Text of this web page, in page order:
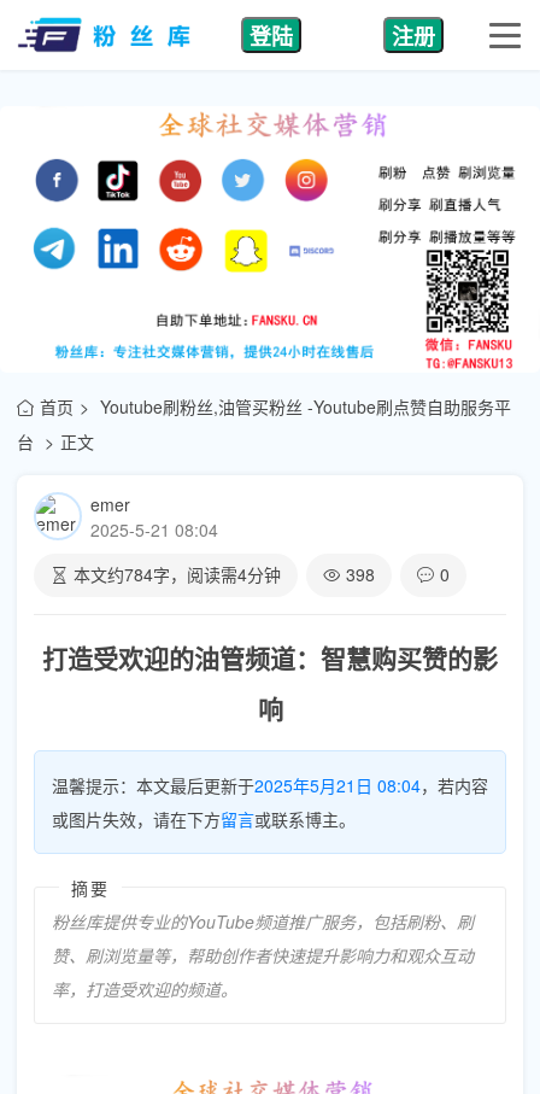
登陆 注册
首页
Youtube刷粉丝,油管买粉丝 -Youtube刷点赞自助服务平
台
正文
emer
2025-5-21 08:04
本文约784字，阅读需4分钟 398 0
打造受欢迎的油管频道：智慧购买赞的影
响
温馨提示：本文最后更新于2025年5月21日 08:04，若内容
或图片失效，请在下方留言或联系博主。
摘要
粉丝库提供专业的YouTube频道推广服务，包括刷粉、刷
赞、刷浏览量等，帮助创作者快速提升影响力和观众互动
率，打造受欢迎的频道。